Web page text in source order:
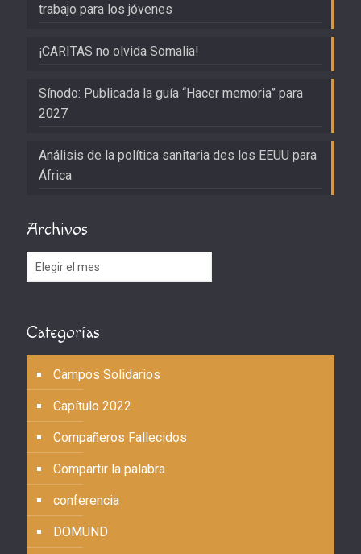
trabajo para los jóvenes
¡CARITAS no olvida Somalia!
Sínodo: Publicada la guía “Hacer memoria” para
2027
Análisis de la política sanitaria des los EEUU para
África
Archivos
Archivos
Categorías
Campos Solidarios
Capítulo 2022
Compañeros Fallecidos
Compartir la palabra
conferencia
DOMUND